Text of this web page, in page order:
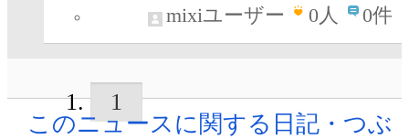
mixiユーザー
0人 0件
1
このニュースに関する日記・つぶ